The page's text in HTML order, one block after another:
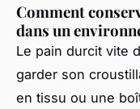
Comment
dans un
Le pain durcit vite
garder son
en tissu ou une